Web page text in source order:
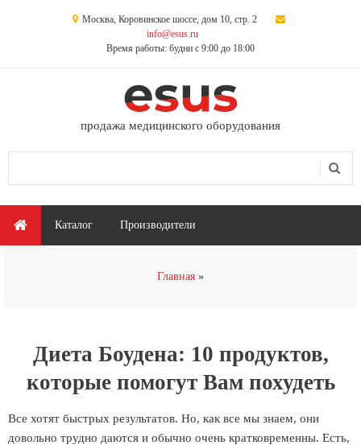
Москва, Коровинское шоссе, дом 10, стр. 2
info@esus.ru
Время работы: будни с 9:00 до 18:00
продажа медицинского оборудования
Главное меню
Каталог Производители
Главная
Диета Боудена: 10 продуктов,
которые помогут Вам похудеть
Все хотят быстрых результатов. Но, как все мы знаем, они
довольно трудно даются и обычно очень кратковременны. Есть,